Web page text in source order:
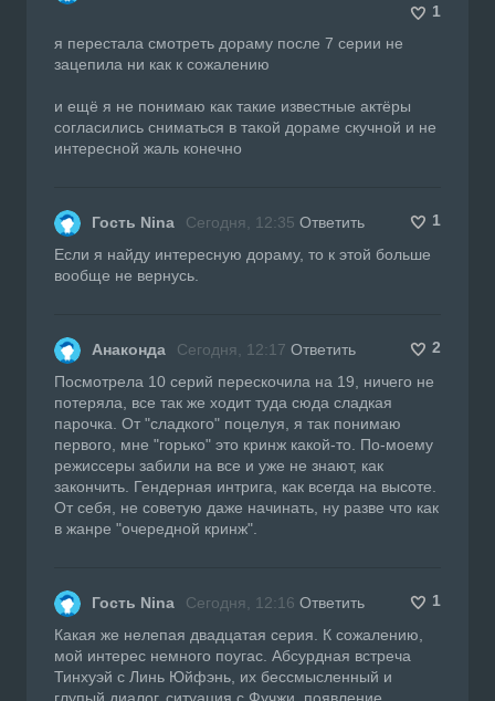
1
я перестала смотреть дораму после 7 серии не
зацепила ни как к сожалению
и ещё я не понимаю как такие известные актёры
согласились сниматься в такой дораме скучной и не
интересной жаль конечно
Гость Nina Сегодня, 12:35 Ответить
1
Если я найду интересную дораму, то к этой больше
вообще не вернусь.
Анаконда Сегодня, 12:17 Ответить
2
Посмотрела 10 серий перескочила на 19, ничего не
потеряла, все так же ходит туда сюда сладкая
парочка. От "сладкого" поцелуя, я так понимаю
первого, мне "горько" это кринж какой-то. По-моему
режиссеры забили на все и уже не знают, как
закончить. Гендерная интрига, как всегда на высоте.
От себя, не советую даже начинать, ну разве что как
в жанре "очередной кринж".
Гость Nina Сегодня, 12:16 Ответить
1
Какая же нелепая двадцатая серия. К сожалению,
мой интерес немного поугас. Абсурдная встреча
Тинхуэй с Линь Юйфэнь, их бессмысленный и
глупый диалог, ситуация с Фучжи, появление